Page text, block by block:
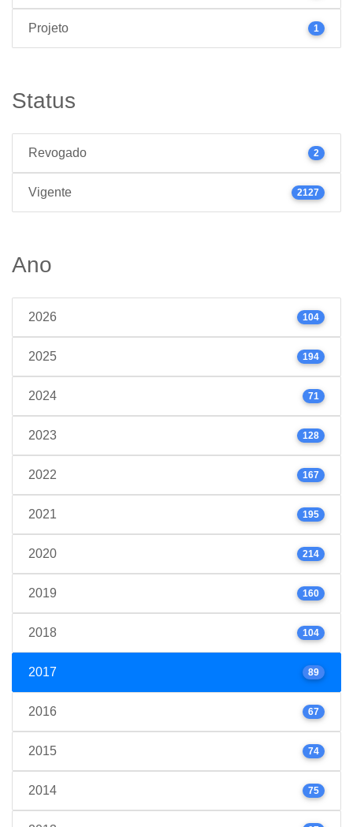
Projeto 1
Status
Revogado 2
Vigente 2127
Ano
2026 104
2025 194
2024 71
2023 128
2022 167
2021 195
2020 214
2019 160
2018 104
2017 89
2016 67
2015 74
2014 75